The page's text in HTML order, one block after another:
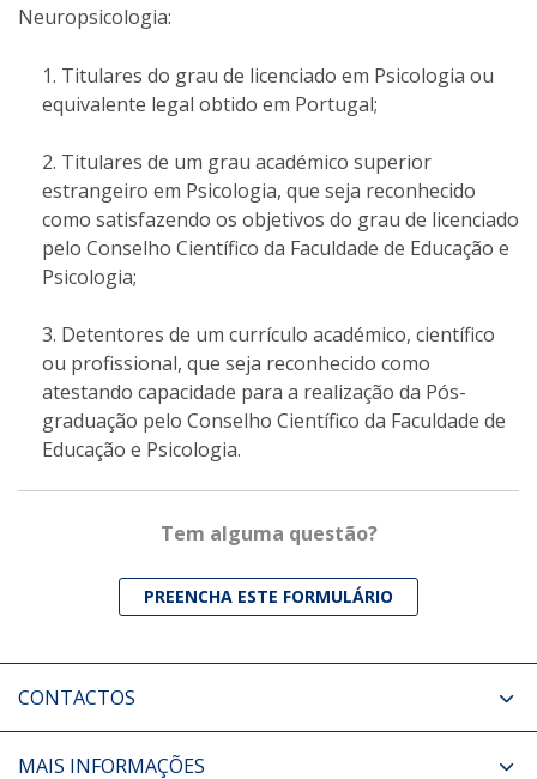
Neuropsicologia:
Titulares do grau de licenciado em Psicologia ou
equivalente legal obtido em Portugal;
Titulares de um grau académico superior
estrangeiro em Psicologia, que seja reconhecido
como satisfazendo os objetivos do grau de licenciado
pelo Conselho Científico da Faculdade de Educação e
Psicologia;
Detentores de um currículo académico, científico
ou profissional, que seja reconhecido como
atestando capacidade para a realização da Pós-
graduação pelo Conselho Científico da Faculdade de
Educação e Psicologia.
Tem alguma questão?
PREENCHA ESTE FORMULÁRIO
CONTACTOS
MAIS INFORMAÇÕES